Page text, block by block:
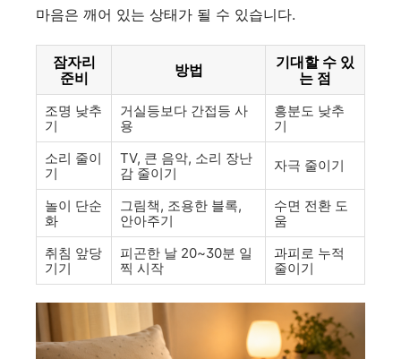
마음은 깨어 있는 상태가 될 수 있습니다.
잠자리
준비
방법
기대할 수 있
는 점
조명 낮추
기
거실등보다 간접등 사
용
흥분도 낮추
기
소리 줄이
기
TV, 큰 음악, 소리 장난
감 줄이기
자극 줄이기
놀이 단순
화
그림책, 조용한 블록,
안아주기
수면 전환 도
움
취침 앞당
기기
피곤한 날 20~30분 일
찍 시작
과피로 누적
줄이기